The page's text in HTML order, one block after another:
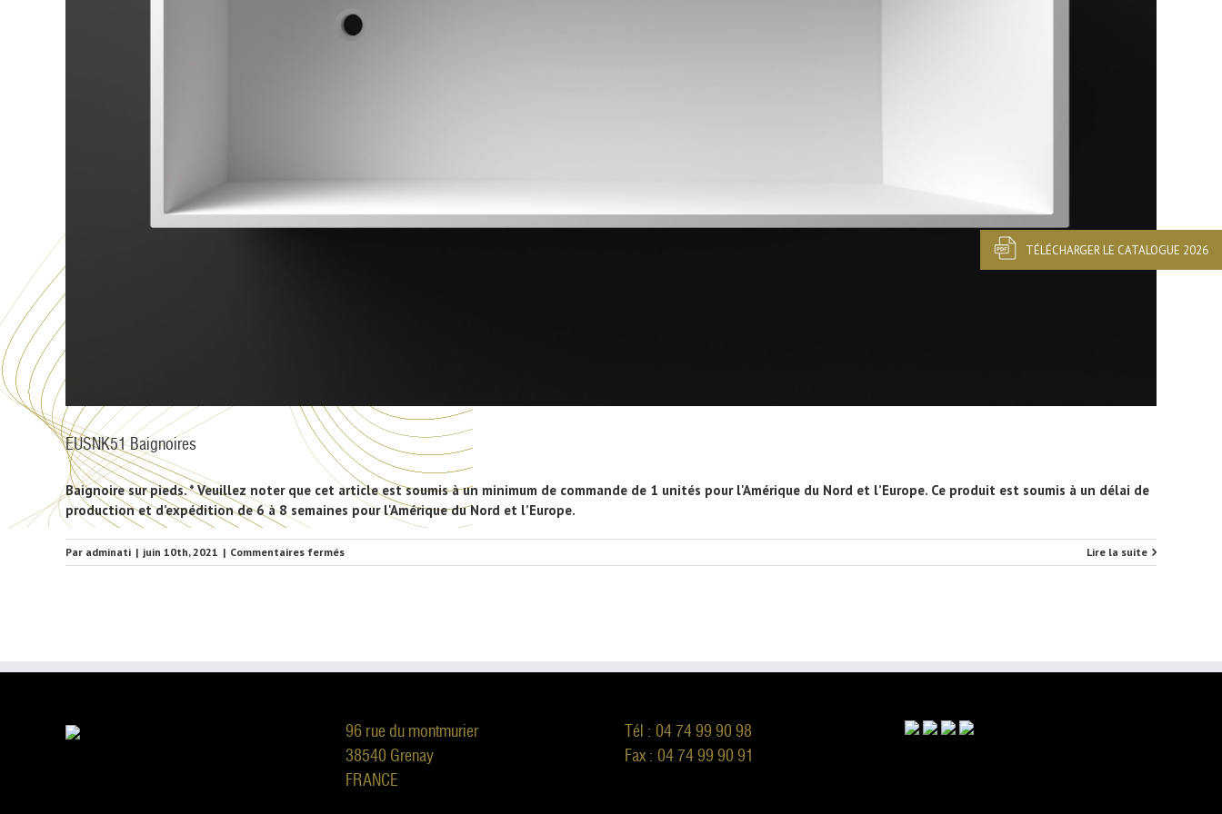
TÉLÉCHARGER LE CATALOGUE 2026
EUSNK51 Baignoires
Baignoire sur pieds. * Veuillez noter que cet article est soumis à un minimum de commande de 1 unités pour l'Amérique du Nord et l’Europe. Ce produit est soumis à un délai de
production et d’expédition de 6 à 8 semaines pour l'Amérique du Nord et l’Europe.
Par adminati | juin 10th, 2021 | Commentaires ferméssur
EUSNK51
Lire la suite
96 rue du montmurier
38540 Grenay
FRANCE
Tél : 04 74 99 90 98
Fax : 04 74 99 90 91